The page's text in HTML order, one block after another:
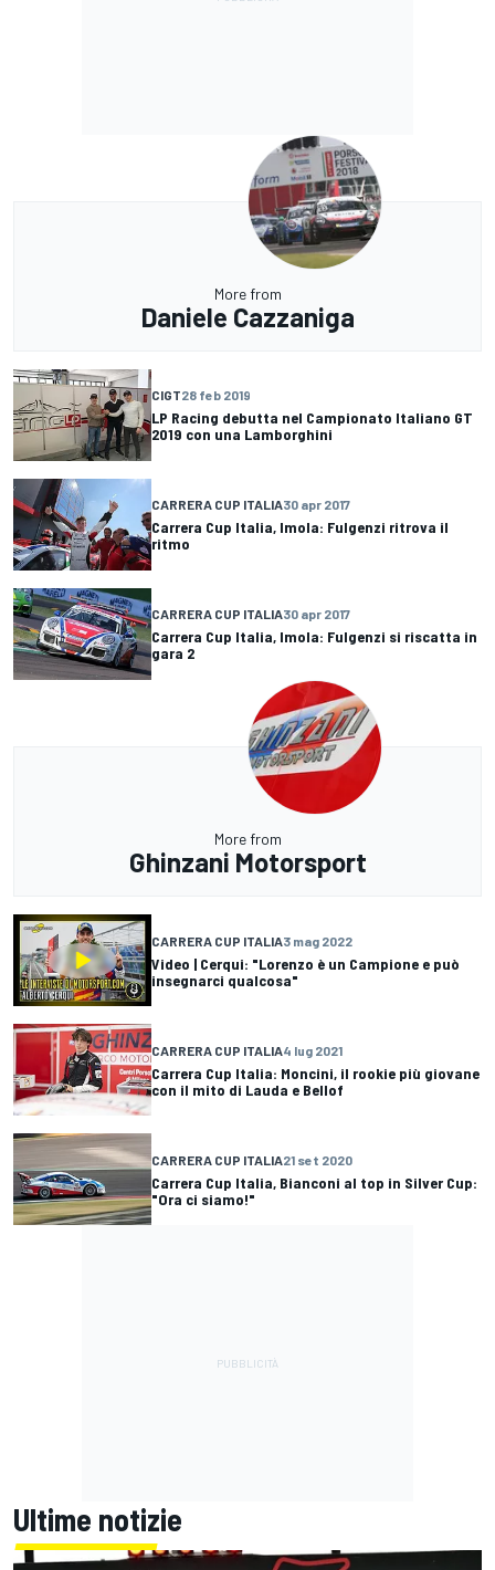
More from
Daniele Cazzaniga
CIGT28 feb 2019
LP Racing debutta nel Campionato Italiano GT
2019 con una Lamborghini
CARRERA CUP ITALIA30 apr 2017
Carrera Cup Italia, Imola: Fulgenzi ritrova il
ritmo
CARRERA CUP ITALIA30 apr 2017
Carrera Cup Italia, Imola: Fulgenzi si riscatta in
gara 2
More from
Ghinzani Motorsport
CARRERA CUP ITALIA3 mag 2022
Video | Cerqui: "Lorenzo è un Campione e può
insegnarci qualcosa"
CARRERA CUP ITALIA4 lug 2021
Carrera Cup Italia: Moncini, il rookie più giovane
con il mito di Lauda e Bellof
CARRERA CUP ITALIA21 set 2020
Carrera Cup Italia, Bianconi al top in Silver Cup:
"Ora ci siamo!"
Ultime notizie